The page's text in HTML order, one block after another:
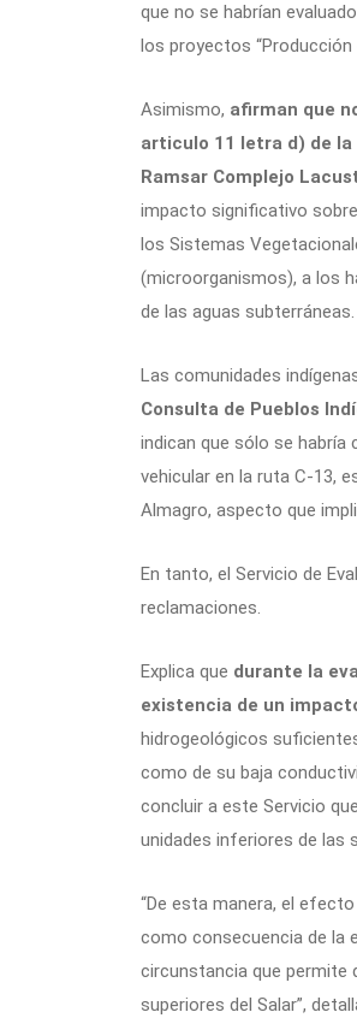
que no se habrían
los proyectos “Producción
Asimismo, afirman que
articulo 11 letra d) de la
Ramsar Complejo
impacto significativo
los Sistemas
(microorganismos), a los
de las aguas subterráneas.
Las comunidades
Consulta de Pueblos
indican que sólo se
vehicular en la ruta C-13,
Almagro, aspecto que
En tanto, el Servicio de
reclamaciones.
Explica que durante la
existencia de un
hidrogeológicos
como de su baja
concluir a este Servicio
unidades inferiores de las
“De esta manera, el
como consecuencia de la
circunstancia que permite
superiores del Salar”,